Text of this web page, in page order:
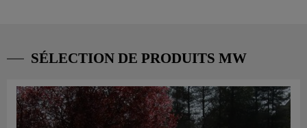
SÉLECTION DE PRODUITS MW